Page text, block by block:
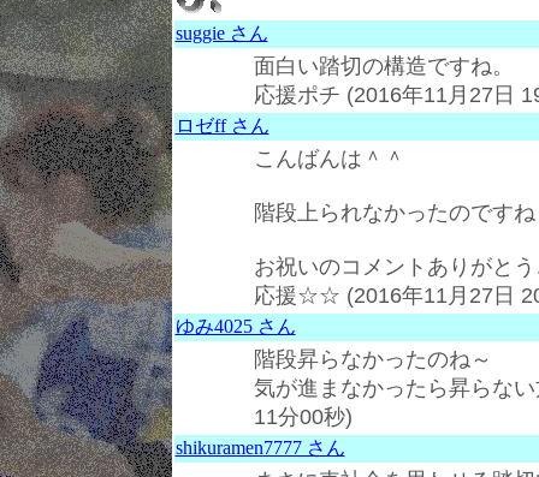
suggie さん
面白い踏切の構造ですね。
応援ポチ (2016年11月27日
ロゼff さん
こんばんは＾＾
階段上られなかったのです
お祝いのコメントありがと
応援☆☆ (2016年11月27日
ゆみ4025 さん
階段昇らなかったのね～
気が進まなかったら昇らな
11分00秒)
shikuramen7777 さん